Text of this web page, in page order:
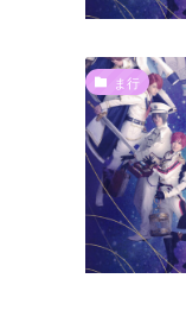
ま行